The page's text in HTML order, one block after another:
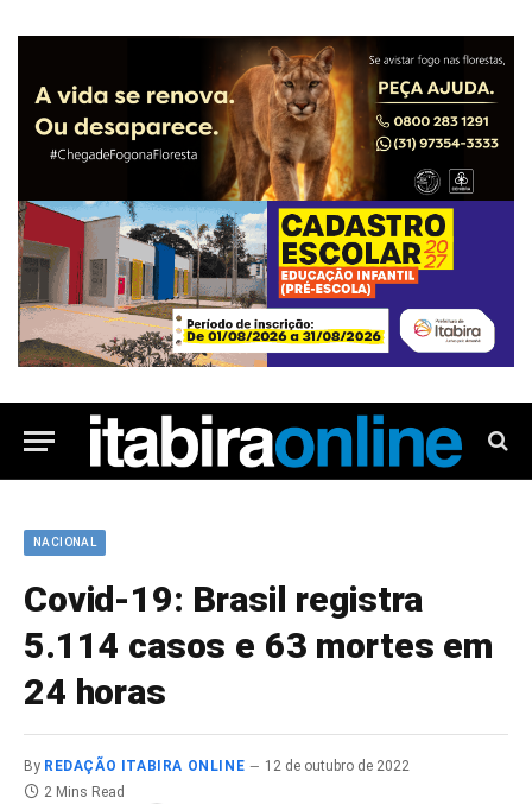
NACIONAL
Covid-19: Brasil registra
5.114 casos e 63 mortes em
24 horas
By REDAÇÃO ITABIRA ONLINE
12 de outubro de 2022
2 Mins Read